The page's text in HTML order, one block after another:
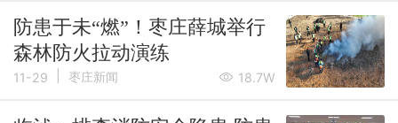
防患于未“燃”！枣庄薛城举行
森林防火拉动演练
11-29 枣庄新闻 18.7W